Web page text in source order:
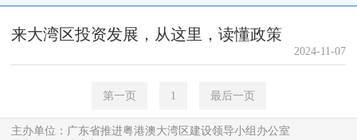
来大湾区投资发展，从这里，读懂政策
2024-11-07
第一页 1 最后一页
主办单位：广东省推进粤港澳大湾区建设领导小组办公室